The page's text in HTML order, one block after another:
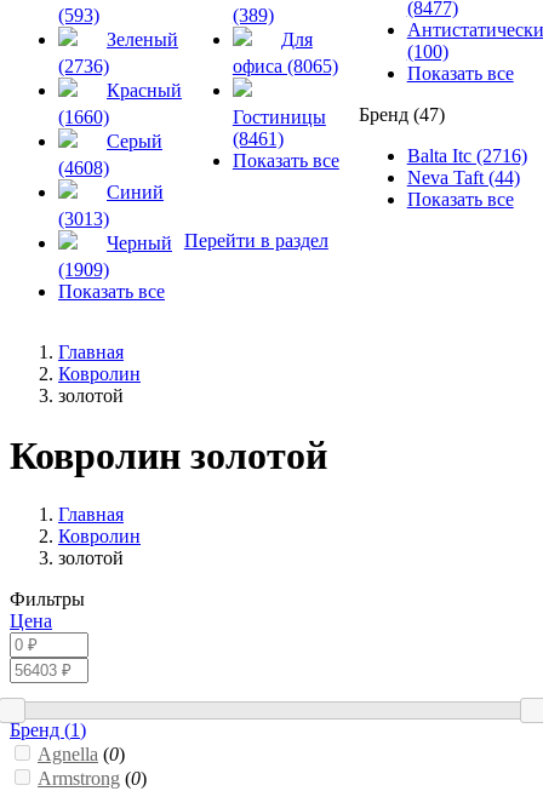
(593)
Зеленый
(2736)
Красный
(1660)
Серый
(4608)
Синий
(3013)
Черный
(1909)
Показать все
(389)
Для
офиса (8065)
Гостиницы
(8461)
Показать все
(8477)
(100)
Показать все
Бренд (47)
Balta Itc (2716)
Neva Taft (44)
Показать все
Перейти в раздел
Главная
Ковролин
золотой
Ковролин золотой
Главная
Ковролин
золотой
Фильтры
Цена
Бренд (1)
Agnella (0)
Armstrong (0)